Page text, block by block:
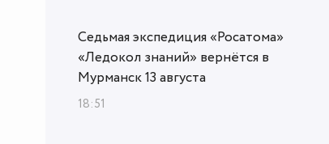
Седьмая экспедиция «Росатома»
«Ледокол знаний» вернётся в
Мурманск 13 августа
18:51